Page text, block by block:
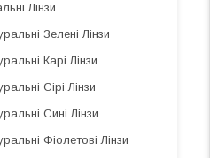
Лінзи
Зелені Лінзи
Карі Лінзи
Сірі Лінзи
Сині Лінзи
Фіолетові Лінзи